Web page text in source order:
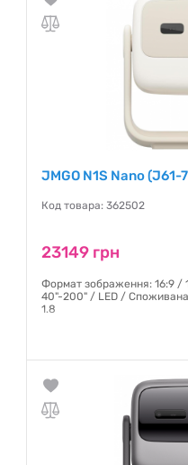
JMGO N1S Nano (J61-
Код товара: 362502
23149 грн
Формат зображення: 16:9 /
40"-200" / LED / Споживана
1.8